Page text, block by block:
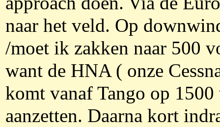
naar het veld. Op
/moet ik zakken naar 500
want de HNA ( onze
komt vanaf Tango op 1500
aanzetten. Daarna kort